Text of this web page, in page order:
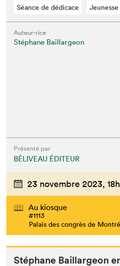
Séance de dédicace Jeunesse
Auteur·rice
Stéphane Baillargeon
Présenté par
BÉLIVEAU ÉDITEUR
23 novembre 2023,
Au kiosque
#1113
Palais des congrès de
Stéphane Bail­largeon